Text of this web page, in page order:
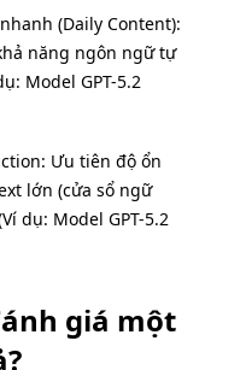
(Daily Content):
năng ngôn ngữ tự
Model GPT-5.2
Ưu tiên độ ổn
lớn (cửa sổ ngữ
dụ: Model GPT-5.2
giá một